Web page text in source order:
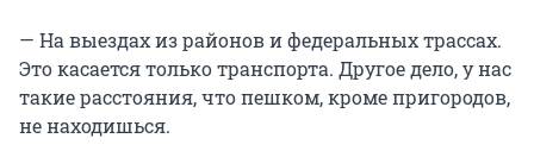
— На выездах из районов и федеральных трассах.
Это касается только транспорта. Другое дело, у нас
такие расстояния, что пешком, кроме пригородов,
не находишься.